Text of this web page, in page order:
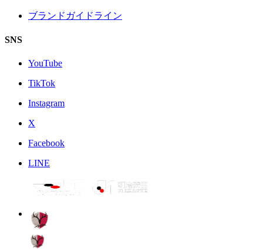
ブランドガイドライン
SNS
YouTube
TikTok
Instagram
X
Facebook
LINE